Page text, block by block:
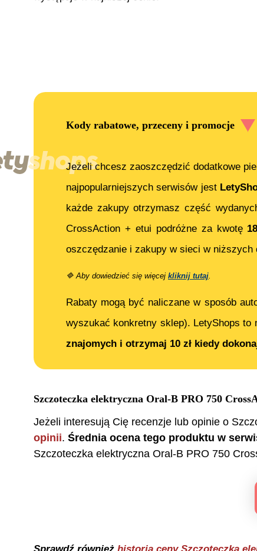
Kody rabatowe, przeceny i promocje
Jeżeli chcesz zaoszczędzić dodatkowe
najpopularniejszych serwisów jest
każde zakupy otrzymasz część
CrossAction + etui podróżneza kwotę
oszczędzanie i zakupy w sieci w niższych
🔷 Aby dowiedzieć się więcej kliknij tutaj
Rabaty mogą być naliczane w sposób
wyszukać konkretny sklep). LetyShops
znajomych i otrzymaj 10 zł kiedy
Szczoteczka elektryczna Oral-B PRO 750
Jeżeli interesują Cię recenzje lub opinie o
opinii. Średnia ocena tego produktu w
Szczoteczka elektryczna Oral-B PRO 750